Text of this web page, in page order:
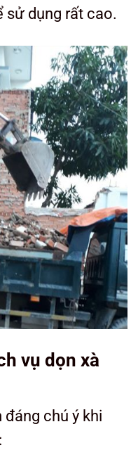
sử dụng rất cao.
vụ dọn xà
chú ý khi